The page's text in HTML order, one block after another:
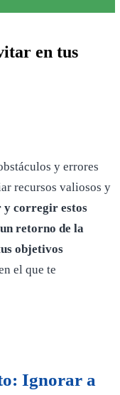
en tus
y errores
recursos valiosos y
y corregir estos
retorno de la
objetivos
el que te
Ignorar a